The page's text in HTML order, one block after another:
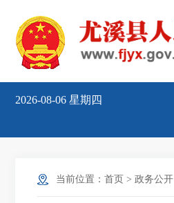
2026-08-06 星期四
当前位置： 首页 > 政务公开